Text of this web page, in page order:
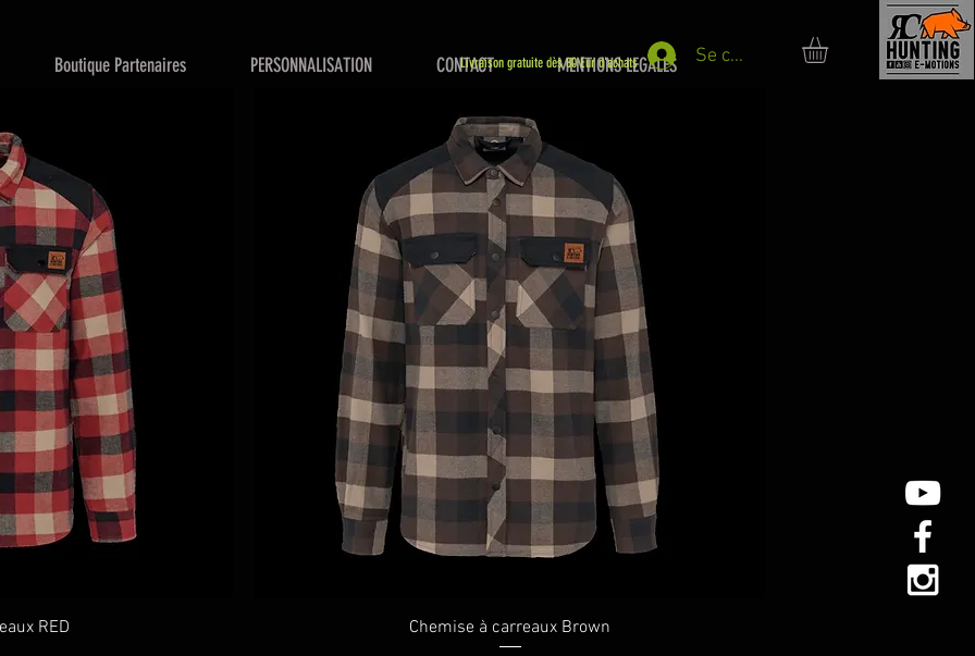
Boutique Partenaires PERSONNALISATION CONTACT MENTIONS LEGALES Se connecter
Livraison gratuite dès 80 Eur d'achats
RED
Aperçu rapide
Chemise à carreaux Brown